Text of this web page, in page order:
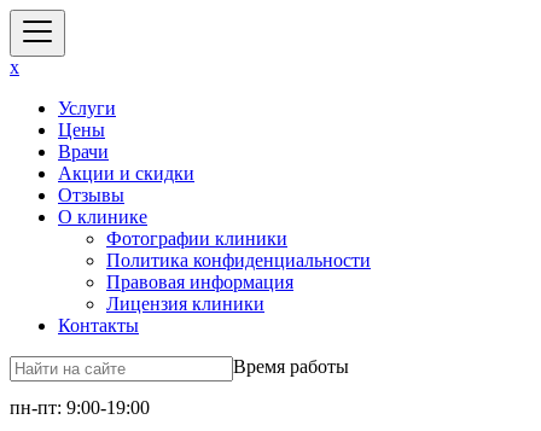
x
Услуги
Цены
Врачи
Акции и скидки
Отзывы
О клинике
Фотографии клиники
Политика конфиденциальности
Правовая информация
Лицензия клиники
Контакты
Время работы
пн-пт: 9:00-19:00